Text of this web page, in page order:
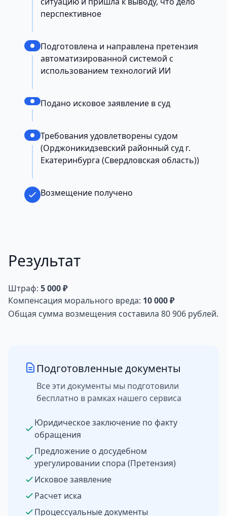
перспективное
Подготовлена и направлена претензия
автоматизированной системой с
использованием технологий ИИ
Подано исковое заявление в суд
Требования удовлетворены судом
(Орджоникидзевский районный суд г.
Екатеринбурга (Свердловская область))
Возмещение получено
Результат
Штраф: 5 000 ₽
Компенсация морального вреда: 10 000 ₽
Общая сумма возмещения составила 80 906 рублей.
Подготовленные документы
Все эти документы мы подготовили
бесплатно в рамках нашего сервиса
Юридическое заключение по факту
обращения
Предложение о досудебном
урегулировании спора (Претензия)
Исковое заявление
Расчет иска
Процессуальные документы